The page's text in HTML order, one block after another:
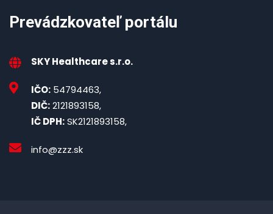
Prevádzkovateľ portálu
SKY Healthcare s.r.o.
IČO: 54794463,
DIČ:2121893158,
IČ DPH:SK2121893158,
info@zzz.sk